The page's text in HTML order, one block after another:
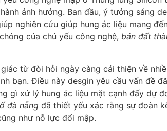
ảnh hưởng. Ban đầu, ý tưởng sáng
nghiên cứu giúp hung ác liệu mang
của chủ yếu công nghệ, bán đất
từ đòi hỏi ngày càng cải thiện về
bạn. Điều này desgin yêu cầu vấn đề
gì xử lý hung ác liệu mặt cạnh đấy dự
đà nẵng đã thiết yếu xác rằng sự đoàn
như nỗ lực đổi mập.